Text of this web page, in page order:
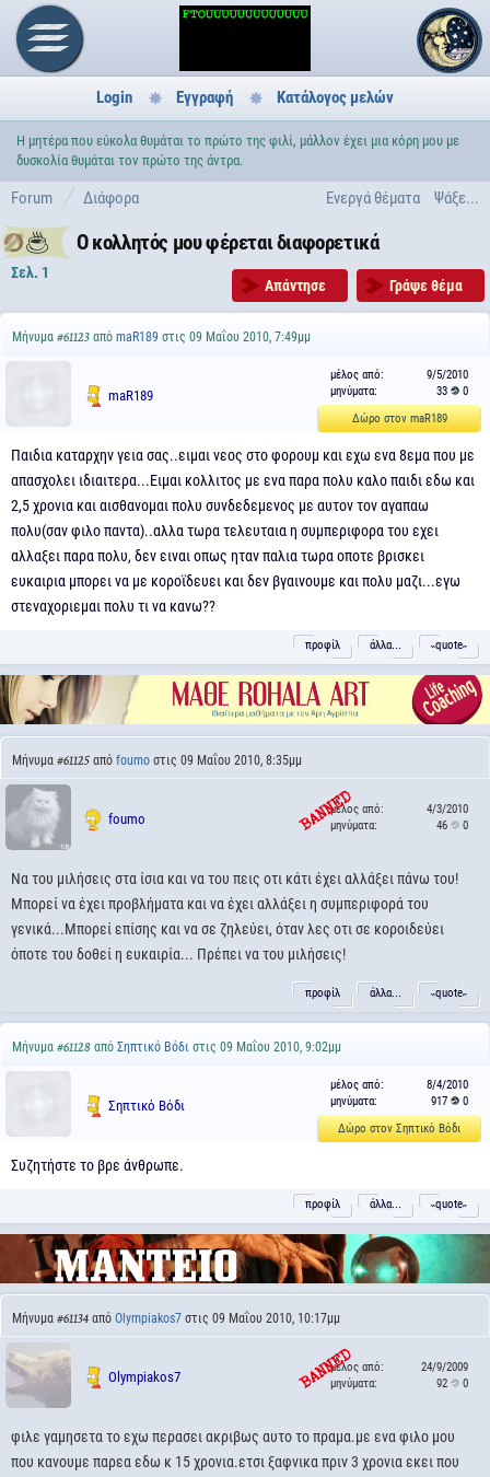
Login Εγγραφή Κατάλογος μελών
Η μητέρα που εύκολα θυμάται το πρώτο της φιλί, μάλλον έχει μια κόρη μου με
δυσκολία θυμάται τον πρώτο της άντρα.
Ενεργά θέματα Ψάξε...
Forum Διάφορα
Ο κολλητός μου φέρεται διαφορετικά
Σελ. 1
Απάντησε Γράψε θέμα
Μήνυμα #61123 από maR189 στις 09 Μαΐου 2010, 7:49μμ
maR189
μέλος από:
9/5/2010
μηνύματα:
33
0
Δώρο στον maR189
Παιδια καταρχην γεια σας..ειμαι νεος στο φορουμ και εχω ενα 8εμα που με
απασχολει ιδιαιτερα...Ειμαι κολλιτος με ενα παρα πολυ καλο παιδι εδω και
2,5 χρονια και αισθανομαι πολυ συνδεδεμενος με αυτον τον αγαπαω
πολυ(σαν φιλο παντα)..αλλα τωρα τελευταια η συμπεριφορα του εχει
αλλαξει παρα πολυ, δεν ειναι οπως ηταν παλια τωρα οποτε βρισκει
ευκαιρια μπορει να με κοροϊδευει και δεν βγαινουμε και πολυ μαζι...εγω
στεναχοριεμαι πολυ τι να κανω??
προφίλ άλλα... ˵quote˶
Μήνυμα #61125 από foumo στις 09 Μαΐου 2010, 8:35μμ
foumo
μέλος από:
4/3/2010
μηνύματα:
46 0
Να του μιλήσεις στα ίσια και να του πεις οτι κάτι έχει αλλάξει πάνω του!
Μπορεί να έχει προβλήματα και να έχει αλλάξει η συμπεριφορά του
γενικά...Μπορεί επίσης και να σε ζηλεύει, όταν λες οτι σε κοροιδεύει
όποτε του δοθεί η ευκαιρία... Πρέπει να του μιλήσεις!
προφίλ άλλα... ˵quote˶
Μήνυμα #61128 από Σηπτικό Βόδι στις 09 Μαΐου 2010, 9:02μμ
Σηπτικό Βόδι
μέλος από:
8/4/2010
μηνύματα:
917
0
Δώρο στον Σηπτικό Βόδι
Συζητήστε το βρε άνθρωπε.
προφίλ άλλα... ˵quote˶
Μήνυμα #61134 από Olympiakos7 στις 09 Μαΐου 2010, 10:17μμ
Olympiakos7
μέλος από:
24/9/2009
μηνύματα:
92 0
φιλε γαμησετα το εχω περασει ακριβως αυτο το πραμα.με ενα φιλο μου
που κανουμε παρεα εδω κ 15 χρονια.ετσι ξαφνικα πριν 3 χρονια εκει που